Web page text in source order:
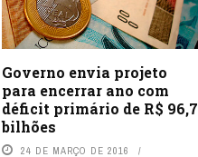
Governo envia projeto
para encerrar ano com
déficit primário de R$ 96,7
bilhões
24 DE MARÇO DE 2016